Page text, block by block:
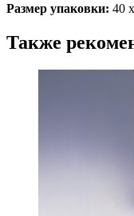
Размер упаковки: 40
Также